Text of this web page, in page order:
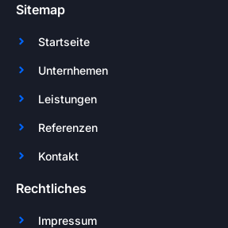
Sitemap
Startseite
Unternhemen
Leistungen
Referenzen
Kontakt
Rechtliches
Impressum